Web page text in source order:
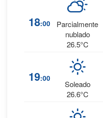
18:00
Parcialmente
nublado
26.5°C
19:00
Soleado
26.6°C